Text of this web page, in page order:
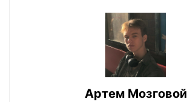
Артем Мозговой